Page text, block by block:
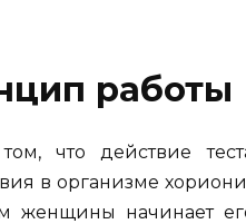
работы
что действие
в организме
женщины начинает